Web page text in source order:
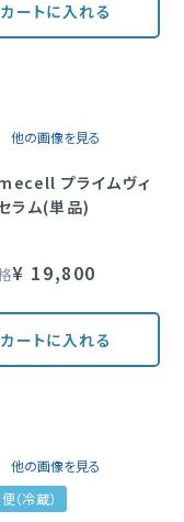
カートに入れる
他の画像を見る
プライムヴィ
ラム(単品)
¥ 19,800
カートに入れる
他の画像を見る
（冷蔵）